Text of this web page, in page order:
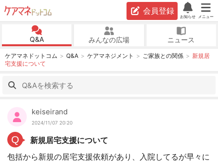
会員登録
お知らせ メニュー
Q&A みんなの広場 ニュース
ケアマネドットコム Q&A ケアマネジメント ご家族との関係
新規居
宅支援について
keiseirand
2024/11/07 20:20
Q
新規居宅支援について
包括から新規の居宅支援依頼があり、入院してるが早々に